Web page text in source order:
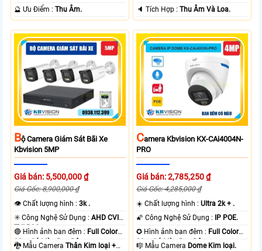
️🔮 Ưu Điểm :Thu Âm.
️🔈 Tích Hợp :Thu Âm Và Loa.
BỘ Camera Giám Sát Bãi Xe
Kbvision 5MP
Giá bán: 5,500,000 ₫
Giá Gốc: 8,900,000 ₫
👁 Chất lượng hình :3k .
✳️ Công Nghệ Sử Dụng :AHD CVI
TVI BCS.
🔴 Hình ảnh ban đêm : Full Color
80m Có Màu Ban Ðêm.
🐉️ Mẫu CameraThân Kim loại +
CAmera Kbvision KX-CAi4004N-
PRO
Giá bán: 2,785,250 ₫
Giá Gốc: 4,285,000 ₫
☀️ Chất lượng hình :Ultra 2k + .
🌠 Công Nghệ Sử Dụng :
IP POE.
✪ Hình ảnh ban đêm : Full Color
30m Có Màu Ban Ðêm.
🎼️ Mẫu Camera Dome Kim loại.